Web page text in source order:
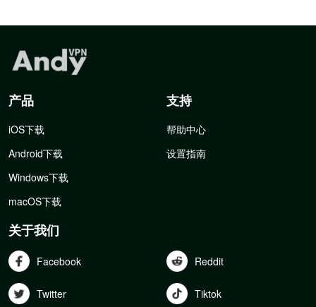
产品
iOS下载
Android下载
Windows下载
macOS下载
支持
帮助中心
设置指南
关于我们
Facebook Reddit
Twitter Tiktok